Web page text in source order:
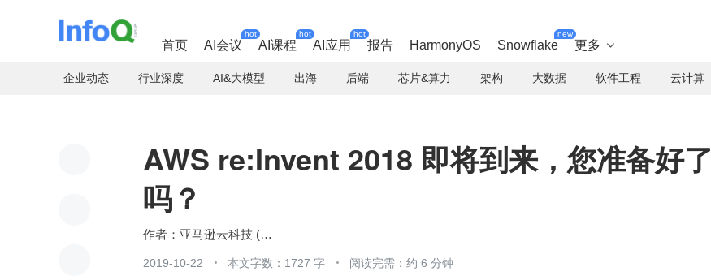
首页 AI会议
hot
AI课程
hot
AI应用
hot
报告 HarmonyOS Snowflake
new
更多 
企业动态 行业深度 AI&大模型 出海 后端 芯片&算力 架构 大数据 软件工程 云计算
AWS re:Invent 2018 即将到来，您准备好了
吗？
亚马逊云科技 (Amazon Web Services）
2019-10-22 本文字数：1727 字 阅读完需：约 6 分钟